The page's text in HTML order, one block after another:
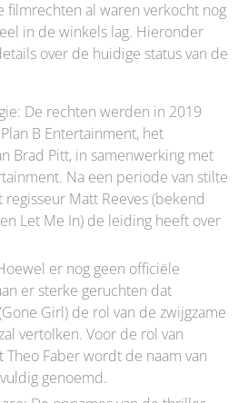
filmrechten al waren verkocht nog
in de winkels lag. Hieronder
over de huidige status van de
De rechten werden in 2019
B Entertainment, het
Brad Pitt, in samenwerking met
Na een periode van stilte
Matt Reeves (bekend
Let Me In) de leiding heeft over
er nog geen officiële
er sterke geruchten dat
Girl) de rol van de zwijgzame
vertolken. Voor de rol van
Faber wordt de naam van
genoemd.